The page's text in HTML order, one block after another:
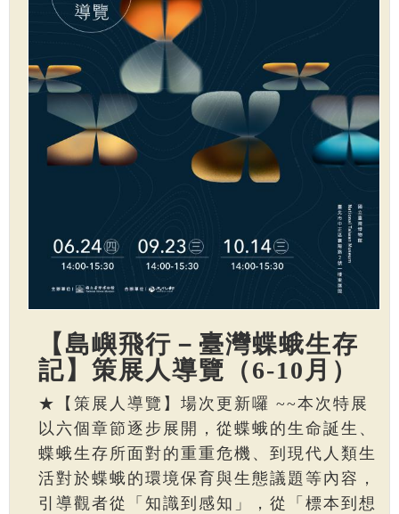
【島嶼飛行－臺灣蝶蛾生存
記】策展人導覽（6-10月）
★【策展人導覽】場次更新囉 ~~本次特展
以六個章節逐步展開，從蝶蛾的生命誕生、
蝶蛾生存所面對的重重危機、到現代人類生
活對於蝶蛾的環境保育與生態議題等內容，
引導觀者從「知識到感知」，從「標本到想